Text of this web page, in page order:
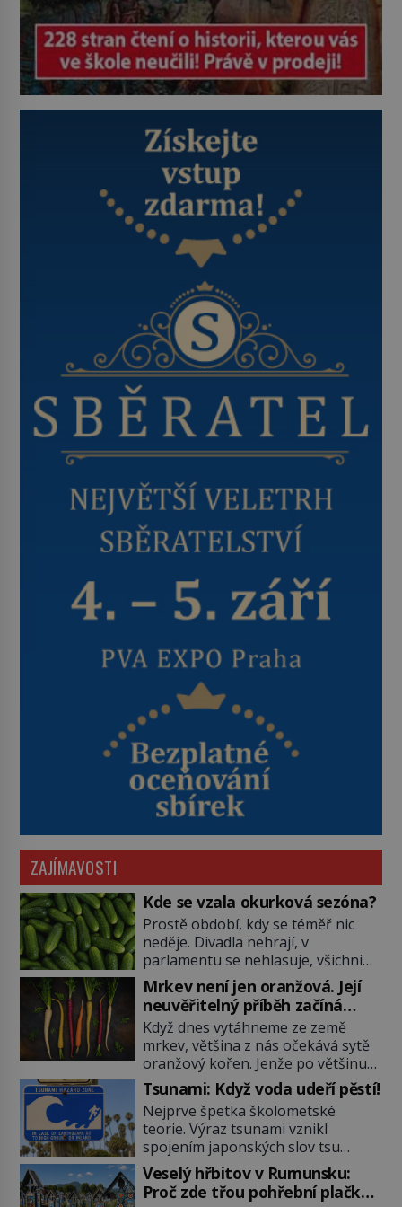
ZAJÍMAVOSTI
Kde se vzala okurková sezóna?
Prostě období, kdy se téměř nic
neděje. Divadla nehrají, v
parlamentu se nehlasuje, všichni
jsou na dovolené a média tak
nemají o čem mluvit a psát. A
vymýšlejí si proto témata, které
nikoho nezajímají. Proč je však ona
letní doba spojovaná zrovna s
okurkami? Okurkovou sezónu
známe už od poloviny 19. století,
ovšem jako Češi […]
Mrkev není jen oranžová. Její
neuvěřitelný příběh začíná
fialovou barvou
Když dnes vytáhneme ze země
mrkev, většina z nás očekává sytě
oranžový kořen. Jenže po většinu
své historie je mrkev všechno
možné, jen ne oranžová. Je fialová,
žlutá, bílá, někdy dokonce téměř
černá. Až díky stovkám let
pečlivého šlechtění se z ní stává
zelenina, bez které si českou
zahradu ani nedokážeme
Tsunami: Když voda udeří pěstí!
Nejprve špetka školometské
teorie. Výraz tsunami vznikl
spojením japonských slov tsu
(přístav) a nami (vlna). Jedná se o
dlouhou vlnu, která je na volném
moři takřka nepostřehnutelná.
Veselý hřbitov v Rumunsku:
Proč zde třou pohřební plačky